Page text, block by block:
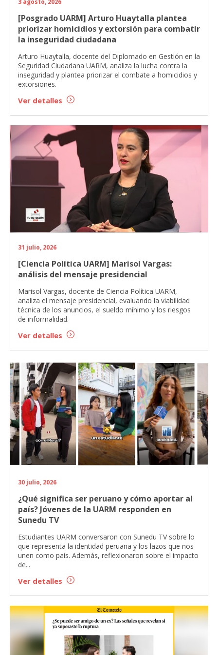
3 agosto, 2026
[Posgrado UARM] Arturo Huaytalla plantea
priorizar homicidios y extorsión para combatir
la inseguridad ciudadana
Arturo Huaytalla, docente del Diplomado en Gestión en la
Seguridad Ciudadana UARM, analiza la lucha contra la
inseguridad y plantea priorizar el combate a homicidios y
extorsiones.
Ver detalles
31 julio, 2026
[Ciencia Política UARM] Marisol Vargas:
análisis del mensaje presidencial
Marisol Vargas, docente de Ciencia Política UARM,
analiza el mensaje presidencial, evaluando la viabilidad
técnica de los anuncios, el sueldo mínimo y los riesgos
de informalidad.
Ver detalles
30 julio, 2026
¿Qué significa ser peruano y cómo aportar al
país? Jóvenes de la UARM responden en
Sunedu TV
Estudiantes UARM conversaron con Sunedu TV sobre lo
que representa la identidad peruana y los lazos que nos
unen como país. Además, reflexionaron sobre el impacto
de...
Ver detalles